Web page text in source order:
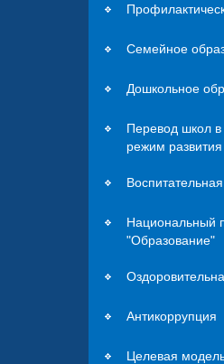
Семейное
Дошкольное
Перевод школ
режим развития
Национальный
"Образование"
Антикоррупция
Целевая